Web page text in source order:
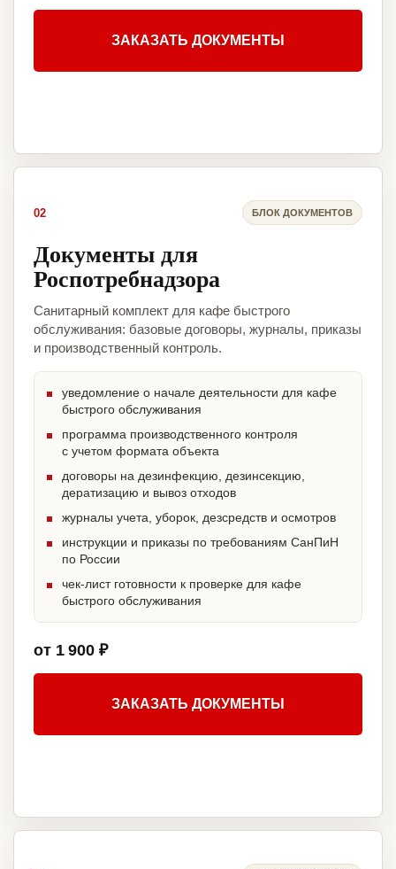
ЗАКАЗАТЬ ДОКУМЕНТЫ
02 БЛОК ДОКУМЕНТОВ
Документы для
Роспотребнадзора
Санитарный комплект для кафе быстрого
обслуживания: базовые договоры, журналы, приказы
и производственный контроль.
уведомление о начале деятельности для кафе
быстрого обслуживания
программа производственного контроля
с учетом формата объекта
договоры на дезинфекцию, дезинсекцию,
дератизацию и вывоз отходов
журналы учета, уборок, дезсредств и осмотров
инструкции и приказы по требованиям СанПиН
по России
чек-лист готовности к проверке для кафе
быстрого обслуживания
от 1 900 ₽
ЗАКАЗАТЬ ДОКУМЕНТЫ